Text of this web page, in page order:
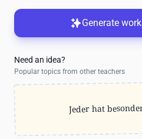
Generate
Need an idea?
Popular topics from other teachers
Jeder hat